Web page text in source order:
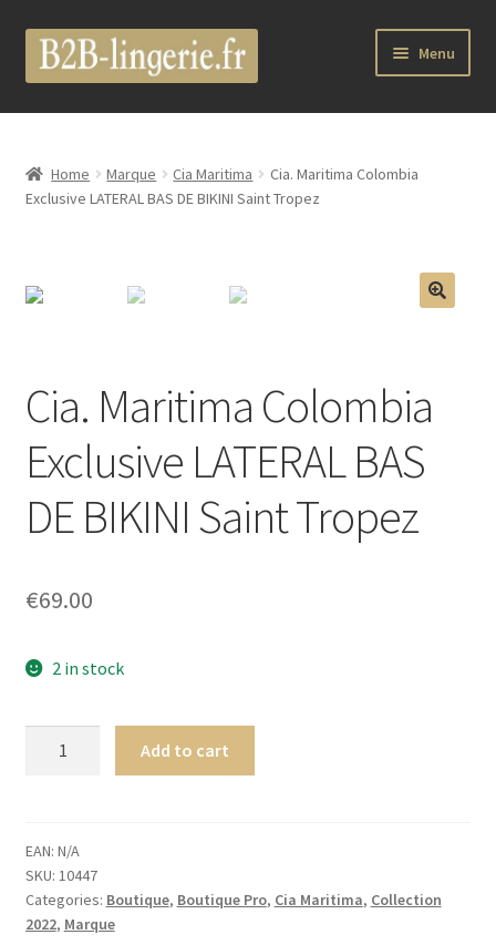
Aller
Aller
au
Menu
B2B Lingerie Site Officiel
Wholesale Registration Page
Boutique
Luxury Lingerie
Femme
Homme
Home Marque Cia Maritima
Cia. Maritima Colombia
Exclusive LATERAL BAS DE BIKINI Saint Tropez
Cia. Maritima Colombia
Exclusive LATERAL BAS
DE BIKINI Saint Tropez
€69.00
2 in stock
LATERAL
BAS
DE
BIKINI
Add to cart
EAN: N/A
SKU: 10447
Categories: Boutique, Boutique Pro, Cia Maritima, Collection
2022, Marque